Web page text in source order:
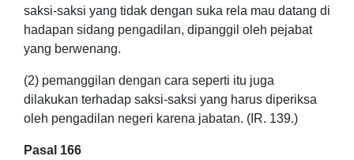
saksi-saksi yang tidak dengan suka rela mau datang di
hadapan sidang pengadilan, dipanggil oleh pejabat
yang berwenang.
(2) pemanggilan dengan cara seperti itu juga
dilakukan terhadap saksi-saksi yang harus diperiksa
oleh pengadilan negeri karena jabatan. (IR. 139.)
Pasal 166